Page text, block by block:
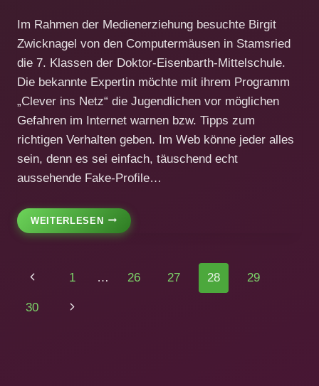
Im Rahmen der Medienerziehung besuchte Birgit
Zwicknagel von den Computermäusen in Stamsried
die 7. Klassen der Doktor-Eisenbarth-Mittelschule.
Die bekannte Expertin möchte mit ihrem Programm
„Clever ins Netz“ die Jugendlichen vor möglichen
Gefahren im Internet warnen bzw. Tipps zum
richtigen Verhalten geben. Im Web könne jeder alles
sein, denn es sei einfach, täuschend echt
aussehende Fake-Profile…
WEITERLESEN„CLEVER
INS
Seitennavigation
Vorherige
Seite
1 … 26 27 28 29
30
Nächste